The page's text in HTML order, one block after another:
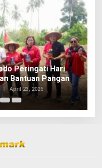
Peringati Hari
Bantuan Pangan
| April 23, 2026